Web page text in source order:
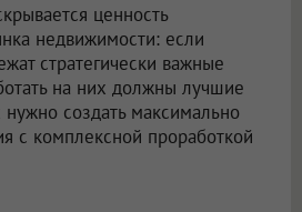
ценность
недвижимости: если
стратегически важные
на них должны лучшие
создать максимально
с комплексной проработкой